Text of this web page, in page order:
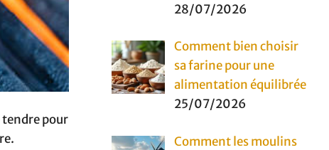
tendre pour
28/07/2026
Comment bien choisir
sa farine pour une
alimentation équilibrée
25/07/2026
Comment les moulins